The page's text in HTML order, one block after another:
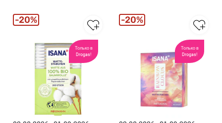
Только в
Drogas!
20%
Только в
Drogas!
20%